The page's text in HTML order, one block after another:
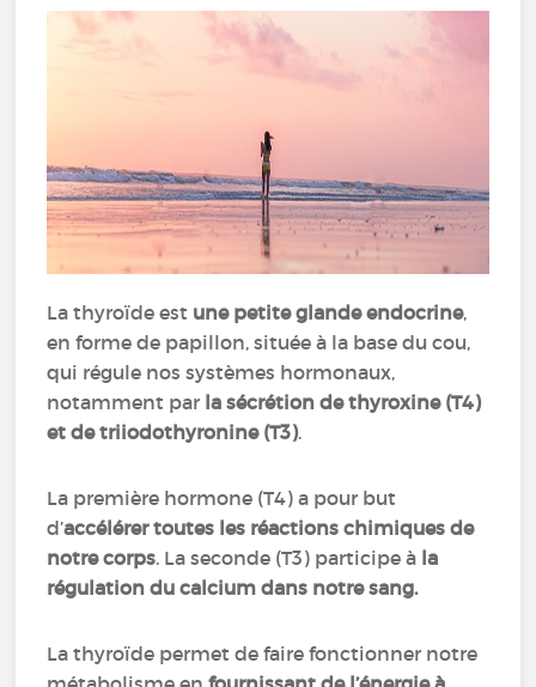
La thyroïde est une petite glande endocrine,
en forme de papillon, située à la base du cou,
qui régule nos systèmes hormonaux,
notamment par la sécrétion de thyroxine (T4)
et de triiodothyronine (T3).
La première hormone (T4) a pour but
d’accélérer toutes les réactions chimiques de
notre corps. La seconde (T3) participe à la
régulation du calcium dans notre sang.
La thyroïde permet de faire fonctionner notre